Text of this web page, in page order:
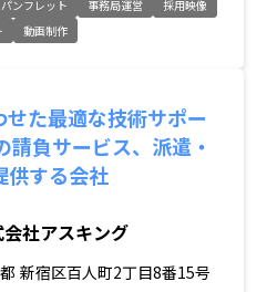
パンフレット 事務局運営
採用映像
動画制作
た最適な技術サポー
請負サービス、派遣・
供する会社
社アスキング
新宿区百人町2丁目8番15号